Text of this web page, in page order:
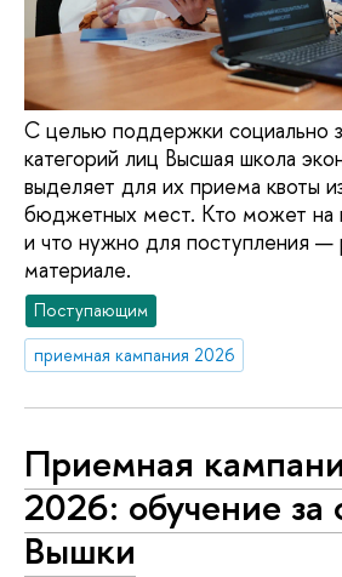
С целью поддержки социально
категорий лиц Высшая школа
выделяет для их приема квоты
бюджетных мест. Кто может на
и что нужно для поступления —
материале.
Поступающим
приемная кампания 2026
Приемная
2026: обучение за
Вышки